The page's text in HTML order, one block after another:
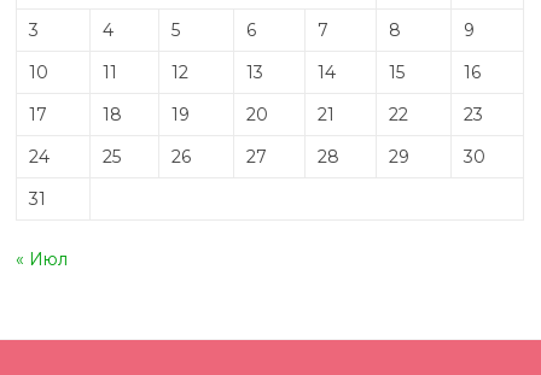
3
4 5 6 7 8
9
10
11 12 13 14 15
16
17
18 19 20 21 22
23
24
25 26 27 28 29
30
31
« Июл